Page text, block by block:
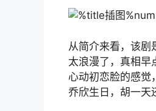
从简介来看，该剧
太浪漫了，真相早
心动初恋脸的感觉
乔欣生日，胡一天